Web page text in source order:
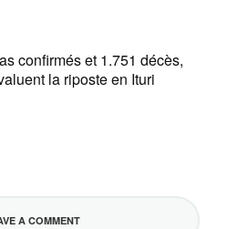
confirmés et 1.751 décès,
la riposte en Ituri
A COMMENT